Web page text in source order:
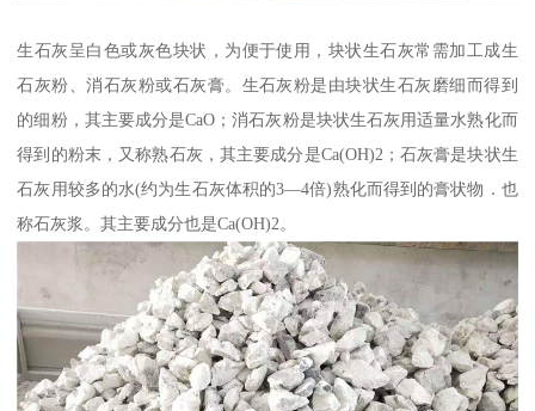
生石灰呈白色或灰色块状，为便于使用，块状生石灰常需加工成生
石灰粉、消石灰粉或石灰膏。生石灰粉是由块状生石灰磨细而得到
的细粉，其主要成分是CaO；消石灰粉是块状生石灰用适量水熟化而
得到的粉末，又称熟石灰，其主要成分是Ca(OH)2；石灰膏是块状生
石灰用较多的水(约为生石灰体积的3—4倍)熟化而得到的膏状物．也
称石灰浆。其主要成分也是Ca(OH)2。